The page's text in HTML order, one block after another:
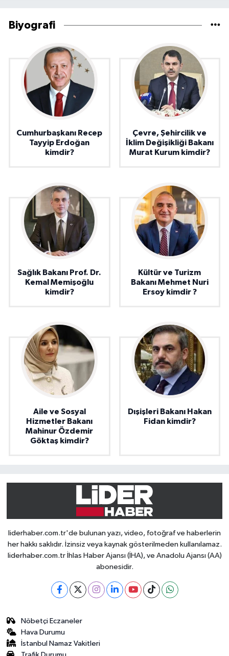
Biyografi
Cumhurbaşkanı Recep
Tayyip Erdoğan
kimdir?
Çevre, Şehircilik ve
İklim Değişikliği Bakanı
Murat Kurum kimdir?
Sağlık Bakanı Prof. Dr.
Kemal Memişoğlu
kimdir?
Kültür ve Turizm
Bakanı Mehmet Nuri
Ersoy kimdir ?
Aile ve Sosyal
Hizmetler Bakanı
Mahinur Özdemir
Göktaş kimdir?
Dışişleri Bakanı Hakan
Fidan kimdir?
liderhaber.com.tr'de bulunan yazı, video, fotoğraf ve haberlerin
her hakkı saklıdır. İzinsiz veya kaynak gösterilmeden kullanılamaz.
liderhaber.com.tr İhlas Haber Ajansı (İHA), ve Anadolu Ajansı (AA)
abonesidir.
Nöbetçi Eczaneler
Hava Durumu
İstanbul Namaz Vakitleri